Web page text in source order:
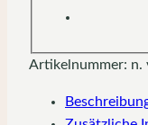
Artikelnummer: n.